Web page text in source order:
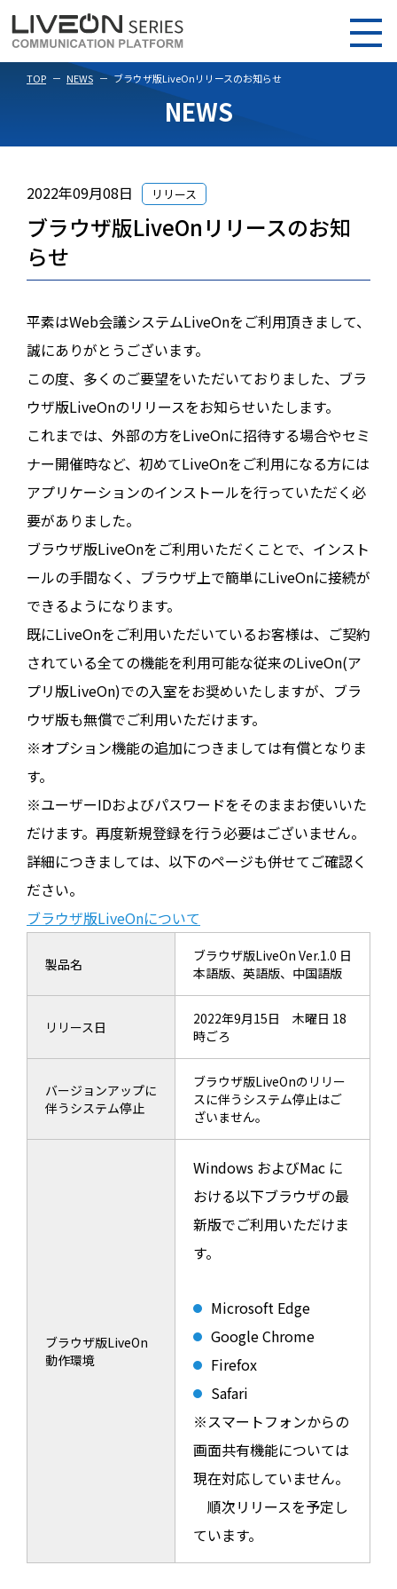
TOP NEWS ブラウザ版LiveOnリリースのお知らせ
NEWS
2022年09月08日 リリース
ブラウザ版LiveOnリリースのお知
らせ
平素はWeb会議システムLiveOnをご利用頂きまして、
誠にありがとうございます。
この度、多くのご要望をいただいておりました、ブラ
ウザ版LiveOnのリリースをお知らせいたします。
これまでは、外部の方をLiveOnに招待する場合やセミ
ナー開催時など、初めてLiveOnをご利用になる方には
アプリケーションのインストールを行っていただく必
要がありました。
ブラウザ版LiveOnをご利用いただくことで、インスト
ールの手間なく、ブラウザ上で簡単にLiveOnに接続が
できるようになります。
既にLiveOnをご利用いただいているお客様は、ご契約
されている全ての機能を利用可能な従来のLiveOn(ア
プリ版LiveOn)での入室をお奨めいたしますが、ブラ
ウザ版も無償でご利用いただけます。
※オプション機能の追加につきましては有償となりま
す。
※ユーザーIDおよびパスワードをそのままお使いいた
だけます。再度新規登録を行う必要はございません。
詳細につきましては、以下のページも併せてご確認く
ださい。
ブラウザ版LiveOnについて
製品名
ブラウザ版LiveOn Ver.1.0 日
本語版、英語版、中国語版
リリース日
2022年9月15日 木曜日 18
時ごろ
バージョンアップに
伴うシステム停止
ブラウザ版LiveOnのリリー
スに伴うシステム停止はご
ざいません。
ブラウザ版LiveOn
動作環境
Windows およびMac に
おける以下ブラウザの最
新版でご利用いただけま
す。
Microsoft Edge
Google Chrome
Firefox
Safari
※スマートフォンからの
画面共有機能については
現在対応していません。
順次リリースを予定し
ています。